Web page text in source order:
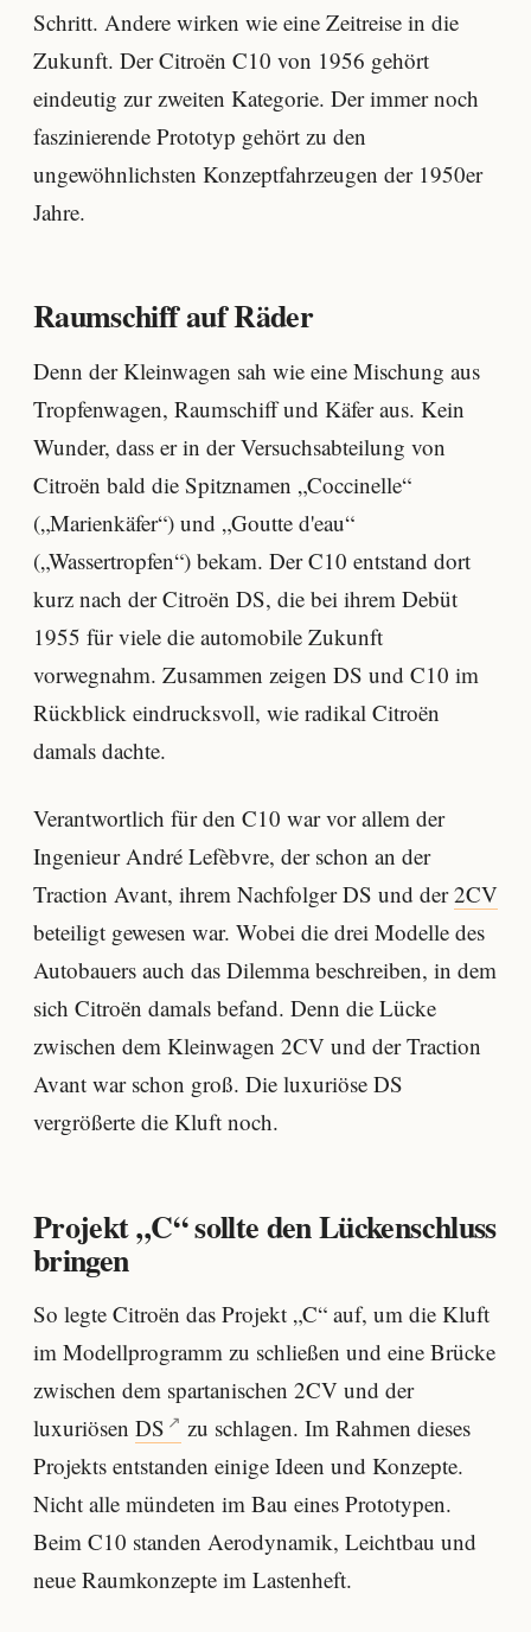
Schritt. Andere wirken wie eine Zeitreise in die
Zukunft. Der Citroën C10 von 1956 gehört
eindeutig zur zweiten Kategorie. Der immer noch
faszinierende Prototyp gehört zu den
ungewöhnlichsten Konzeptfahrzeugen der 1950er
Jahre.
Raumschiff auf Räder
Denn der Kleinwagen sah wie eine Mischung aus
Tropfenwagen, Raumschiff und Käfer aus. Kein
Wunder, dass er in der Versuchsabteilung von
Citroën bald die Spitznamen „Coccinelle“
(„Marienkäfer“) und „Goutte d'eau“
(„Wassertropfen“) bekam. Der C10 entstand dort
kurz nach der Citroën DS, die bei ihrem Debüt
1955 für viele die automobile Zukunft
vorwegnahm. Zusammen zeigen DS und C10 im
Rückblick eindrucksvoll, wie radikal Citroën
damals dachte.
Verantwortlich für den C10 war vor allem der
Ingenieur André Lefèbvre, der schon an der
Traction Avant, ihrem Nachfolger DS und der2CV
beteiligt gewesen war. Wobei die drei Modelle des
Autobauers auch das Dilemma beschreiben, in dem
sich Citroën damals befand. Denn die Lücke
zwischen dem Kleinwagen 2CV und der Traction
Avant war schon groß. Die luxuriöse DS
vergrößerte die Kluft noch.
Projekt „C“ sollte den Lückenschluss
bringen
So legte Citroën das Projekt „C“ auf, um die Kluft
im Modellprogramm zu schließen und eine Brücke
zwischen dem spartanischen 2CV und der
luxuriösen DS
zu schlagen. Im Rahmen dieses
Projekts entstanden einige Ideen und Konzepte.
Nicht alle mündeten im Bau eines Prototypen.
Beim C10 standen Aerodynamik, Leichtbau und
neue Raumkonzepte im Lastenheft.